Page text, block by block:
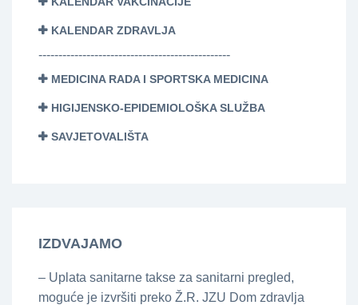
KALENDAR ZDRAVLJA
------------------------------------------------
MEDICINA RADA I SPORTSKA MEDICINA
HIGIJENSKO-EPIDEMIOLOŠKA SLUŽBA
SAVJETOVALIŠTA
IZDVAJAMO
– Uplata sanitarne takse za sanitarni pregled,
moguće je izvršiti preko Ž.R. JZU Dom zdravlja